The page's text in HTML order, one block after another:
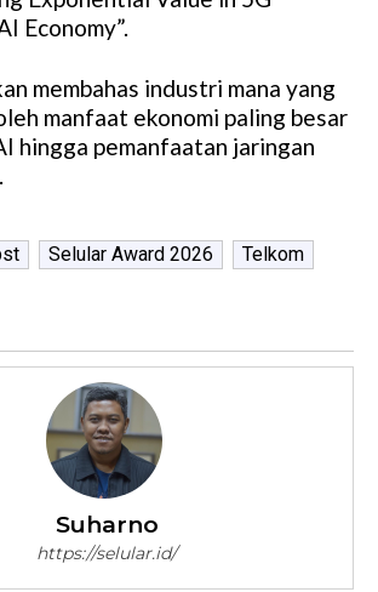
Economy”.
membahas industri mana yang
manfaat ekonomi paling besar
hingga pemanfaatan jaringan
Selular Award 2026 Telkom
Suharno
https://selular.id/